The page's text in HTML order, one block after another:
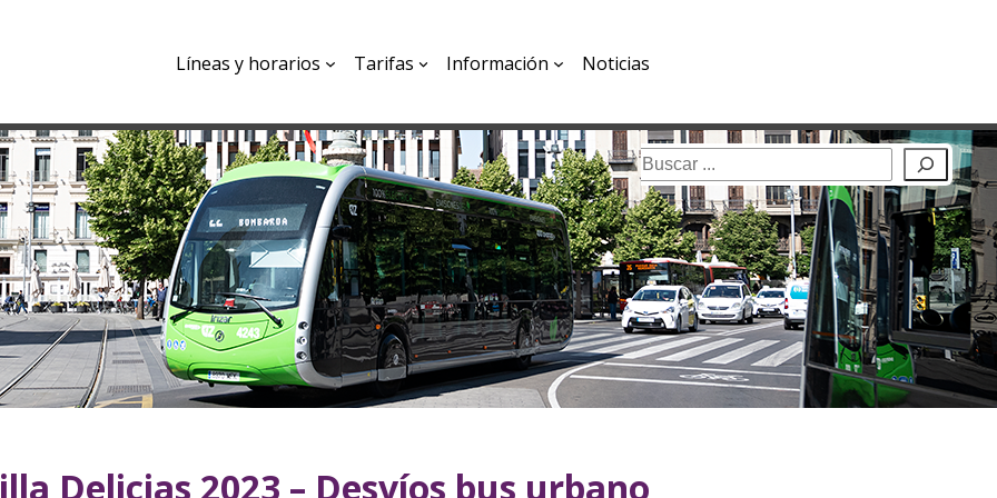
Líneas y horarios Tarifas Información Noticias
Buscar
Delicias 2023 – Desvíos bus urbano